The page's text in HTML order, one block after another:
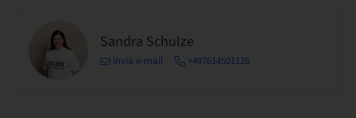
Sandra Schulze
Invia e-mail +497614501126